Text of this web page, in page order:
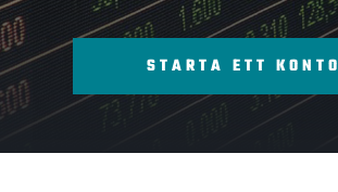
STARTA ETT KONTO